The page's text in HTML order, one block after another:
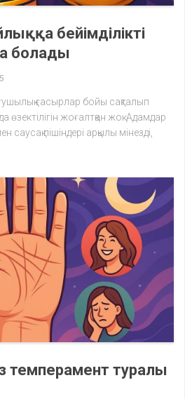
бейімділікті
болады
ғасырлар бойы сақталып
өзектілігін жоғалтқан жоқ. Адамдар
саусақ пішіндері арқылы мінезді,
темперамент туралы